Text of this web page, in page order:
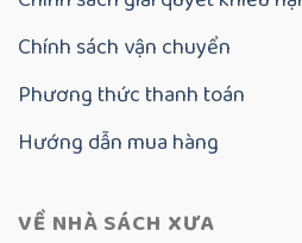
Chính sách vận chuyển
Phương thức thanh toán
Hướng dẫn mua hàng
VỀ NHÀ SÁCH XƯA